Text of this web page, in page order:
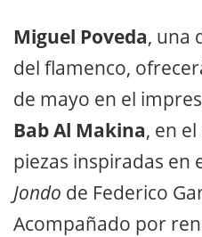
Miguel Poveda, una
del flamenco,
de mayo en el
Bab Al Makina, en
piezas inspiradas en
Jondo de Federico
Acompañado por